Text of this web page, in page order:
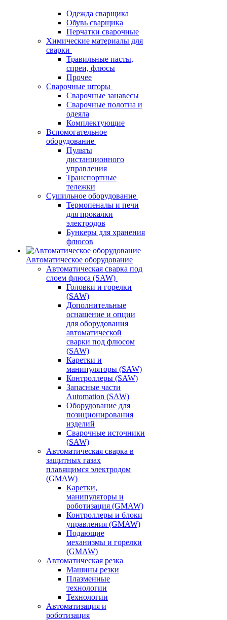
Одежда сварщика
Обувь сварщика
Перчатки сварочные
Химические материалы для
сварки
Травильные пасты,
спреи, флюсы
Прочее
Сварочные шторы
Сварочные занавесы
Сварочные полотна и
одеяла
Комплектующие
Вспомогательное
оборудование
Пульты
дистанционного
управления
Транспортные
тележки
Сушильное оборудование
Термопеналы и печи
для прокалки
электродов
Бункеры для хранения
флюсов
Автоматическое оборудование
Автоматическая сварка под
слоем флюса (SAW)
Головки и горелки
(SAW)
Дополнительные
оснащение и опции
для оборудования
автоматической
сварки под флюсом
(SAW)
Каретки и
манипуляторы (SAW)
Контроллеры (SAW)
Запасные части
Automation (SAW)
Оборудование для
позиционирования
изделий
Сварочные источники
(SAW)
Автоматическая сварка в
защитных газах
плавящимся электродом
(GMAW)
Каретки,
манипуляторы и
роботизация (GMAW)
Контроллеры и блоки
управления (GMAW)
Подающие
механизмы и горелки
(GMAW)
Автоматическая резка
Машины резки
Плазменные
технологии
Технологии
Автоматизация и
роботизация